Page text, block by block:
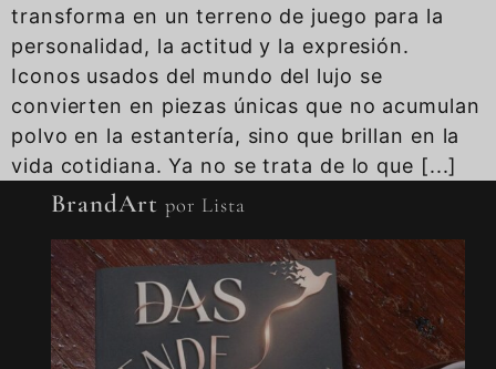
transforma en un terreno de juego para la
personalidad, la actitud y la expresión.
Iconos usados del mundo del lujo se
convierten en piezas únicas que no acumulan
polvo en la estantería, sino que brillan en la
vida cotidiana. Ya no se trata de lo que [...]
BrandArt por Lista